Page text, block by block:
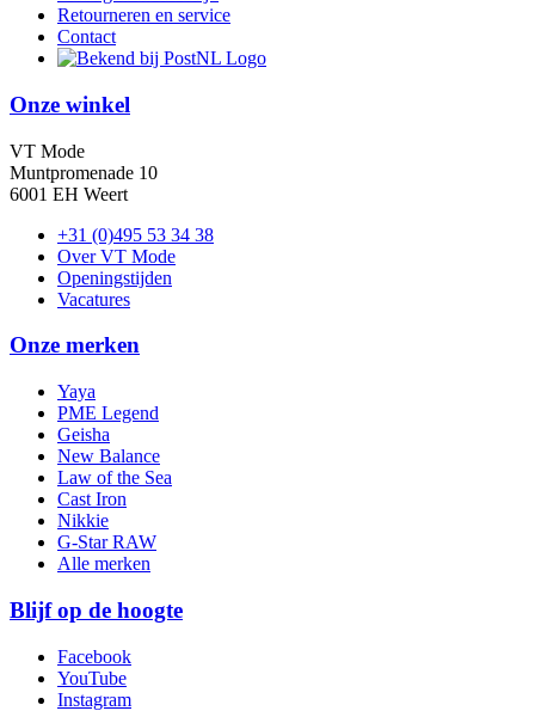
Retourneren en service
Contact
Onze winkel
VT Mode
Muntpromenade 10
6001 EH Weert
+31 (0)495 53 34 38
Over VT Mode
Openingstijden
Vacatures
Onze merken
Yaya
PME Legend
Geisha
New Balance
Law of the Sea
Cast Iron
Nikkie
G-Star RAW
Alle merken
Blijf op de hoogte
Facebook
YouTube
Instagram